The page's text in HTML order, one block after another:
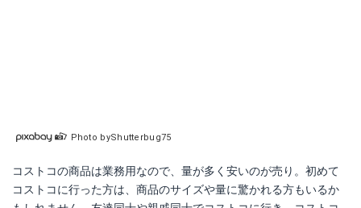
Photo byShutterbug75
コストコの商品は業務用なので、量が多く安いのが売り。初めて
コストコに行った方は、商品のサイズや量に驚かれる方もいるか